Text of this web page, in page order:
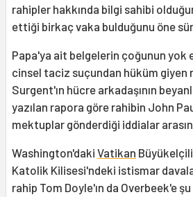
rahipler hakkında bilgi sahibi
ettiği birkaç vaka bulduğunu öne
Papa'ya ait belgelerin çoğunun yok
cinsel taciz suçundan hüküm giyen
Surgent'ın hücre arkadaşının
yazılan rapora göre rahibin John
mektuplar gönderdiği iddialar
Washington'daki Vatikan
Katolik Kilisesi'ndeki istismar
rahip Tom Doyle'ın da Overbeek'e şu